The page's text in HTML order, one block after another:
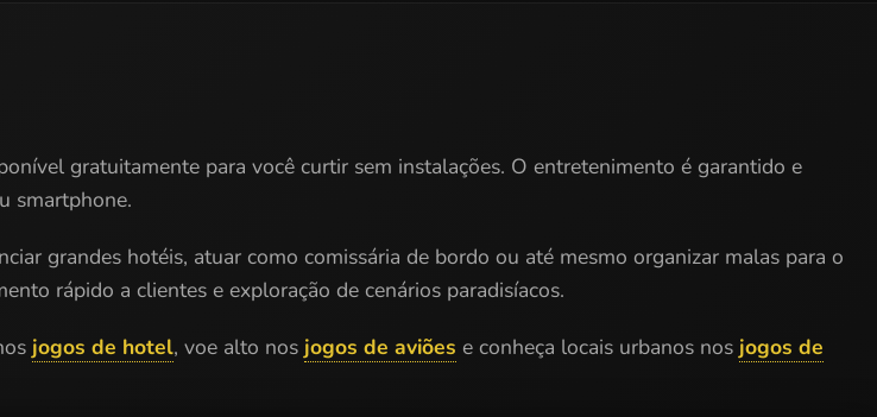
gratuitamente para você curtir sem instalações. O entretenimento é garantido e
smartphone.
grandes hotéis, atuar como comissária de bordo ou até mesmo organizar malas para o
rápido a clientes e exploração de cenários paradisíacos.
jogos de hotel, voe alto nos jogos de aviões e conheça locais urbanos nos jogos de